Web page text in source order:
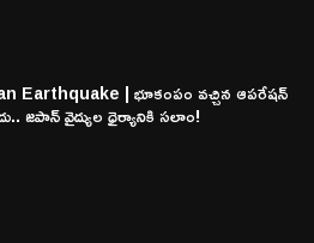
Earthquake | భూకంపం వచ్చిన ఆపరేషన్
జపాన్ వైద్యుల ధైర్యానికి సలాం!